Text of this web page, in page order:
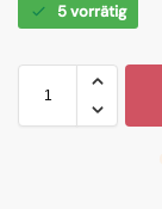
5 vorrätig